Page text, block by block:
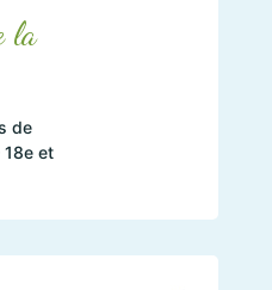
la
de
18e et